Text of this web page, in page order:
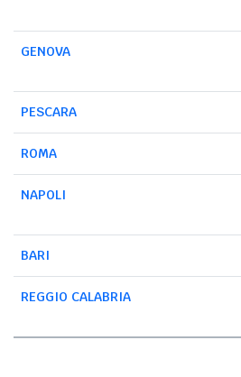
GENOVA
PESCARA
ROMA
NAPOLI
BARI
REGGIO CALABRIA